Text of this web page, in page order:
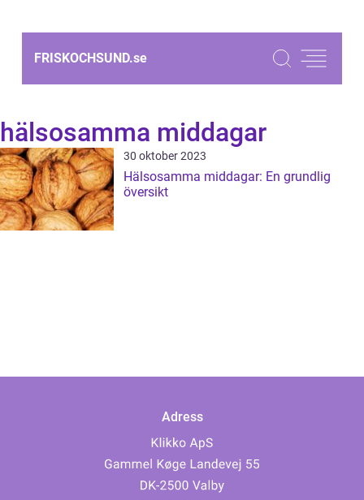
FRISKOCHSUND.se
hälsosamma middagar
30 oktober 2023
Hälsosamma middagar: En grundlig
översikt
Adress